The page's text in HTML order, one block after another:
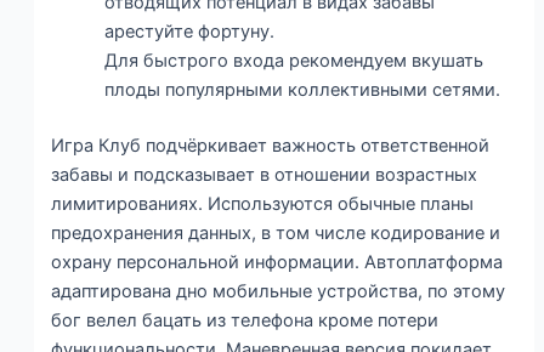
арестуйте фортуну.
Для быстрого входа рекомендуем вкушать
плоды популярными коллективными сетями.
Игра Клуб подчёркивает важность ответственной
забавы и подсказывает в отношении возрастных
лимитированиях. Используются обычные планы
предохранения данных, в том числе кодирование и
охрану персональной информации. Автоплатформа
адаптирована дно мобильные устройства, по этому
бог велел бацать из телефона кроме потери